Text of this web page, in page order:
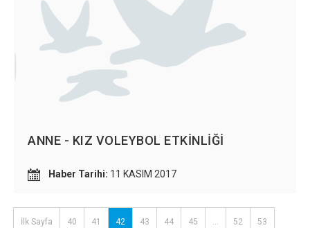
ANNE - KIZ VOLEYBOL ETKİNLİĞİ
Haber Tarihi: 11 KASIM 2017
İlk Sayfa 40 41 42 43 44 45 ... 52 53